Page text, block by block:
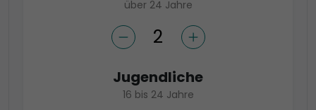
über 24 Jahre
Jugendliche
16 bis 24 Jahre